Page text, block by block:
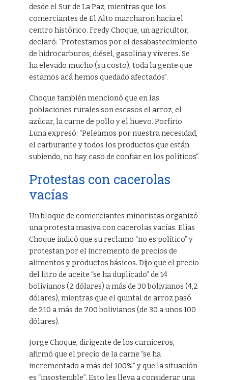
desde el Sur de La Paz, mientras que los
comerciantes de El Alto marcharon hacia el
centro histórico. Fredy Choque, un agricultor,
declaró: “Protestamos por el desabastecimiento
de hidrocarburos, diésel, gasolina y víveres. Se
ha elevado mucho (su costo), toda la gente que
estamos acá hemos quedado afectados”.
Choque también mencionó que en las
poblaciones rurales son escasos el arroz, el
azúcar, la carne de pollo y el huevo. Porfirio
Luna expresó: “Peleamos por nuestra necesidad,
el carburante y todos los productos que están
subiendo, no hay caso de confiar en los políticos”.
Protestas con cacerolas
vacías
Un bloque de comerciantes minoristas organizó
una protesta masiva con cacerolas vacías. Elías
Choque indicó que su reclamo “no es político” y
protestan por el incremento de precios de
alimentos y productos básicos. Dijo que el precio
del litro de aceite “se ha duplicado” de 14
bolivianos (2 dólares) a más de 30 bolivianos (4,2
dólares), mientras que el quintal de arroz pasó
de 210 a más de 700 bolivianos (de 30 a unos 100
dólares).
Jorge Choque, dirigente de los carniceros,
afirmó que el precio de la carne “se ha
incrementado a más del 100%” y que la situación
es “insostenible”. Esto les lleva a considerar una